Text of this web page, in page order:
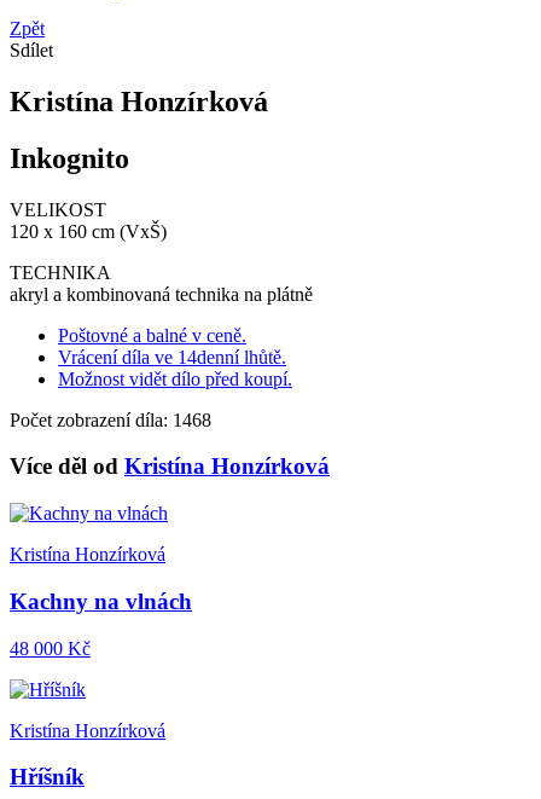
Zpět
Sdílet
Kristína Honzírková
Inkognito
VELIKOST
120 x 160 cm (VxŠ)
TECHNIKA
akryl a kombinovaná technika na plátně
Poštovné a balné v ceně.
Vrácení díla ve 14denní lhůtě.
Možnost vidět dílo před koupí.
Počet zobrazení díla: 1468
Více děl od Kristína Honzírková
Kristína Honzírková
Kachny na vlnách
48 000 Kč
Kristína Honzírková
Hříšník